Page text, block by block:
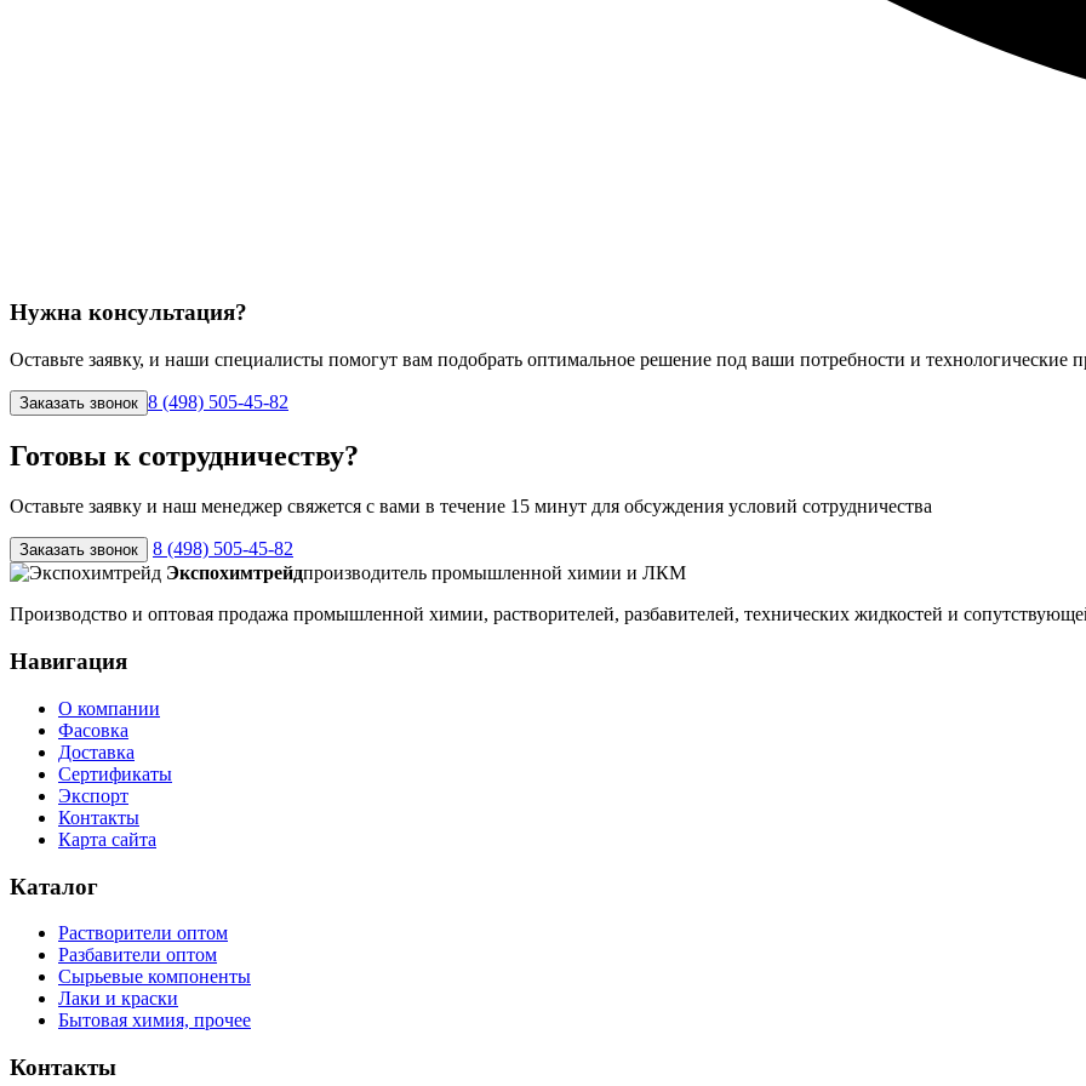
Нужна консультация?
Оставьте заявку, и наши специалисты помогут вам подобрать оптимальное решение под ваши потребности и технологические
Заказать звонок 8 (498) 505-45-82
Готовы к сотрудничеству?
Оставьте заявку и наш менеджер свяжется с вами в течение 15 минут для обсуждения условий сотрудничества
Заказать звонок
8 (498) 505-45-82
Экспохимтрейдпроизводитель промышленной химии и ЛКМ
Производство и оптовая продажа промышленной химии, растворителей, разбавителей, технических жидкостей и
Навигация
О компании
Фасовка
Доставка
Сертификаты
Экспорт
Контакты
Карта сайта
Каталог
Растворители оптом
Разбавители оптом
Сырьевые компоненты
Лаки и краски
Бытовая химия, прочее
Контакты